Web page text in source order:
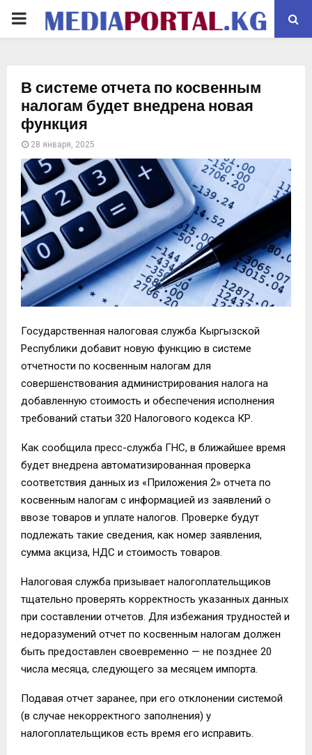
PRIMARY
В системе отчета по косвенным
налогам будет внедрена новая
функция
28 января, 2025
Государственная налоговая служба Кыргызской
Республики добавит новую функцию в системе
отчетности по косвенным налогам для
совершенствования администрирования налога на
добавленную стоимость и обеспечения исполнения
требований статьи 320 Налогового кодекса КР.
Как сообщила пресс-служба ГНС, в ближайшее время
будет внедрена автоматизированная проверка
соответствия данных из «Приложения 2» отчета по
косвенным налогам с информацией из заявлений о
ввозе товаров и уплате налогов. Проверке будут
подлежать такие сведения, как номер заявления,
сумма акциза, НДС и стоимость товаров.
Налоговая служба призывает налогоплательщиков
тщательно проверять корректность указанных данных
при составлении отчетов. Для избежания трудностей и
недоразумений отчет по косвенным налогам должен
быть предоставлен своевременно — не позднее 20
числа месяца, следующего за месяцем импорта.
Подавая отчет заранее, при его отклонении системой
(в случае некорректного заполнения) у
налогоплательщиков есть время его исправить.